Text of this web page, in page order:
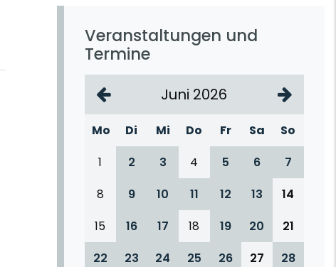
Veranstaltungen und
Termine
Juni 2026
Mo Di Mi Do Fr Sa
So
1
2 3 4 5 6
7
8
9 10 11 12 13
14
15
16 17 18 19 20
21
22
23 24 25 26 27
28